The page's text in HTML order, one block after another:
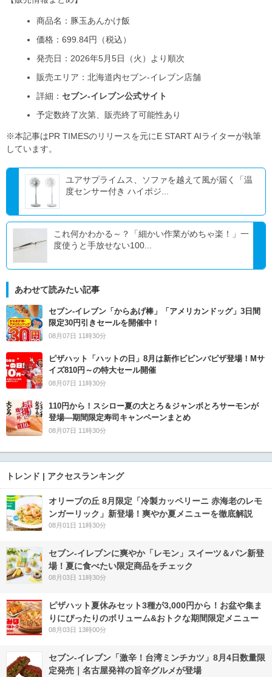
商品名：豚玉あんかけ飯
価格：699.84円（税込）
発売日：2026年5月5日（火）より順次
販売エリア：北海道内セブン-イレブン店舗
詳細： セブン-イレブン公式サイト
予定数終了次第、販売終了可能性あり
※本記事はPR TIMESのリリースを元にE START AIライターが執筆
しています。
ユアサプライムス、ソファを越えて風が届く「温
度センサー付き ハイポジ...
これ何かわかる～？「細かい作業がめちゃ楽！」一
度使うと手放せない100...
あわせて読みたい記事
セブン‐イレブン「からあげ棒」「アメリカンドッグ」3日間
限定30円引きセールを開催中！
08月07日 11時30分
ピザハット「ハットの日」8月は新作ビビンバピザ登場！Mサ
イズ810円～の特大セール開催
08月07日 11時30分
110円から！スシロー夏の大とろ＆ジャンボとろサーモンが
登場―期間限定寿司キャンペーンまとめ
08月07日 11時30分
トレンド | アクセスランキング
オリーブの丘 8月限定「冷製カッペリーニ 赤海老のレモ
ンガーリック」新登場！爽やか夏メニューを徹底解説
08月01日 11時30分
セブン‐イレブンに爽やか「レモン」スイーツ＆パン新登
場！夏に食べたい限定商品をチェック
08月03日 11時30分
ピザハット夏休みセット3種が3,000円から！お盆や集ま
りにぴったりのボリューム&おトクな期間限定メニュー
08月03日 13時00分
セブン-イレブン「激辛！台湾ミンチカツ」8月4日数量限
定発売｜名古屋発祥の旨辛グルメが登場